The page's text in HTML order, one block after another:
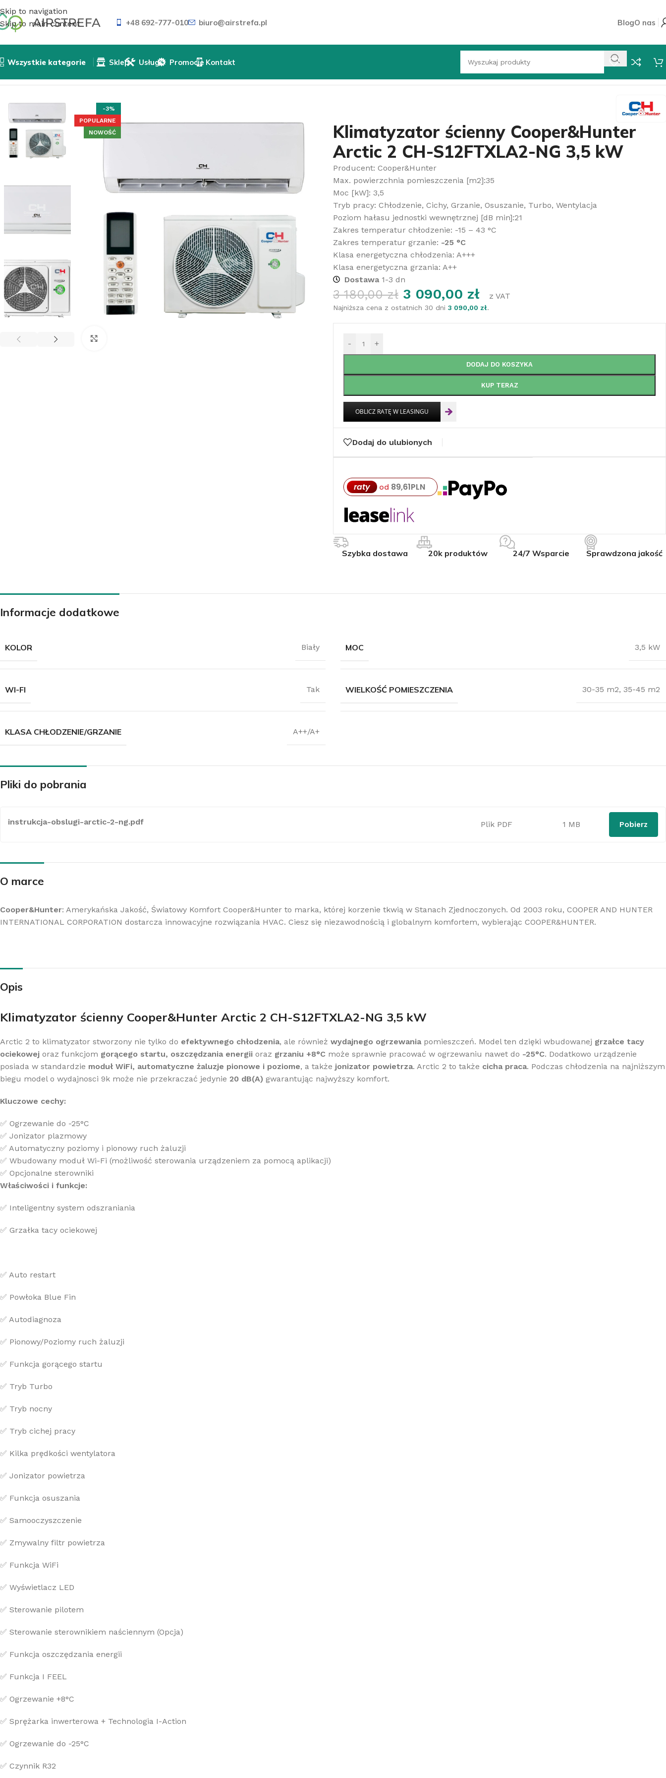
Skip to navigation
Skip to main content
+48 692-777-010 biuro@airstrefa.pl BlogO nas
Wszystkie kategorie
Zobacz pełną ofertę klimatyzacji
Sklep Usługi Promocje Kontakt
Klimatyzator ścienny Cooper&Hunter Arctic 2 CH-S12FTXLA2-NG 3,5 kW
-3%
POPULARNE
NOWOŚĆ
Klimatyzator ścienny Cooper&Hunter
Arctic 2 CH-S12FTXLA2-NG 3,5 kW
Producent: Cooper&Hunter
Max. powierzchnia pomieszczenia [m2]:35
Moc [kW]: 3,5
Tryb pracy: Chłodzenie, Cichy, Grzanie, Osuszanie, Turbo, Wentylacja
Poziom hałasu jednostki wewnętrznej [dB min]:21
Zakres temperatur chłodzenie: -15 – 43 °C
Zakres temperatur grzanie: -25 °C
Klasa energetyczna chłodzenia: A+++
Klasa energetyczna grzania: A++
Dostawa1-3 dn
3 180,00zł 3 090,00 zł z VAT
Najniższa cena z ostatnich 30 dni 3 090,00 zł.
- +
DODAJ DO KOSZYKA
KUP TERAZ
Dodaj do ulubionych
raty od 89,61PLN
Szybka dostawa 20k produktów 24/7 Wsparcie Sprawdzona jakość
Informacje dodatkowe
KOLOR Biały MOC 3,5 kW
WI-FI Tak WIELKOŚĆ POMIESZCZENIA 30-35 m2, 35-45 m2
KLASA CHŁODZENIE/GRZANIE A++/A+
Pliki do pobrania
instrukcja-obslugi-arctic-2-ng.pdf Plik PDF 1 MB Pobierz
O marce
Cooper&Hunter: Amerykańska Jakość, Światowy Komfort Cooper&Hunter to marka, której korzenie tkwią w Stanach Zjednoczonych. Od 2003 roku, COOPER AND HUNTER
INTERNATIONAL CORPORATION dostarcza innowacyjne rozwiązania HVAC. Ciesz się niezawodnością i globalnym komfortem, wybierając COOPER&HUNTER.
Opis
Klimatyzator ścienny Cooper&Hunter Arctic 2 CH-S12FTXLA2-NG 3,5 kW
Arctic 2 to klimatyzator stworzony nie tylko do efektywnego chłodzenia, ale również wydajnego ogrzewania pomieszczeń. Model ten dzięki wbudowanej grzałce tacy
ociekowej oraz funkcjom gorącego startu, oszczędzania energii oraz grzaniu +8°C może sprawnie pracować w ogrzewaniu nawet do -25°C. Dodatkowo urządzenie
posiada w standardzie moduł WiFi, automatyczne żaluzje pionowe i poziome, a także jonizator powietrza. Arctic 2 to także cicha praca. Podczas chłodzenia na najniższym
biegu model o wydajnosci 9k może nie przekraczać jedynie 20 dB(A) gwarantując najwyższy komfort.
Kluczowe cechy:
✅ Ogrzewanie do -25°C
✅ Jonizator plazmowy
✅ Automatyczny poziomy i pionowy ruch żaluzji
✅ Wbudowany moduł Wi-Fi (możliwość sterowania urządzeniem za pomocą aplikacji)
✅ Opcjonalne sterowniki
Właściwości i funkcje:
✅ Inteligentny system odszraniania
✅ Grzałka tacy ociekowej
✅ Auto restart
✅ Powłoka Blue Fin
✅ Autodiagnoza
✅ Pionowy/Poziomy ruch żaluzji
✅ Funkcja gorącego startu
✅ Tryb Turbo
✅ Tryb nocny
✅ Tryb cichej pracy
✅ Kilka prędkości wentylatora
✅ Jonizator powietrza
✅ Funkcja osuszania
✅ Samooczyszczenie
✅ Zmywalny filtr powietrza
✅ Funkcja WiFi
✅ Wyświetlacz LED
✅ Sterowanie pilotem
✅ Sterowanie sterownikiem naściennym (Opcja)
✅ Funkcja oszczędzania energii
✅ Funkcja I FEEL
✅ Ogrzewanie +8°C
✅ Sprężarka inwerterowa + Technologia I-Action
✅ Ogrzewanie do -25°C
✅ Czynnik R32